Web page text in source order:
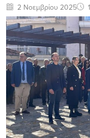
2 Νοεμβρίου 2025